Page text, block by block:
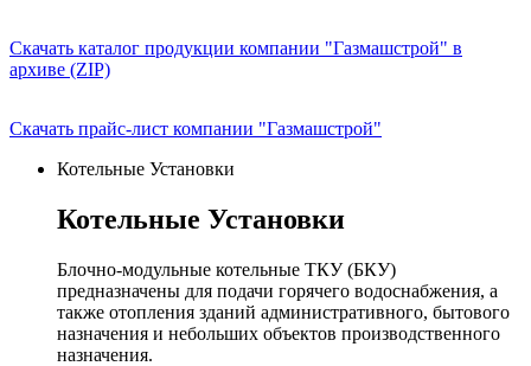
Скачать каталог продукции компании "Газмашстрой" в
архиве (ZIP)
Скачать прайс-лист компании "Газмашстрой"
Котельные Установки
Котельные Установки
Блочно-модульные котельные ТКУ (БКУ)
предназначены для подачи горячего водоснабжения, а
также отопления зданий административного, бытового
назначения и небольших объектов производственного
назначения.